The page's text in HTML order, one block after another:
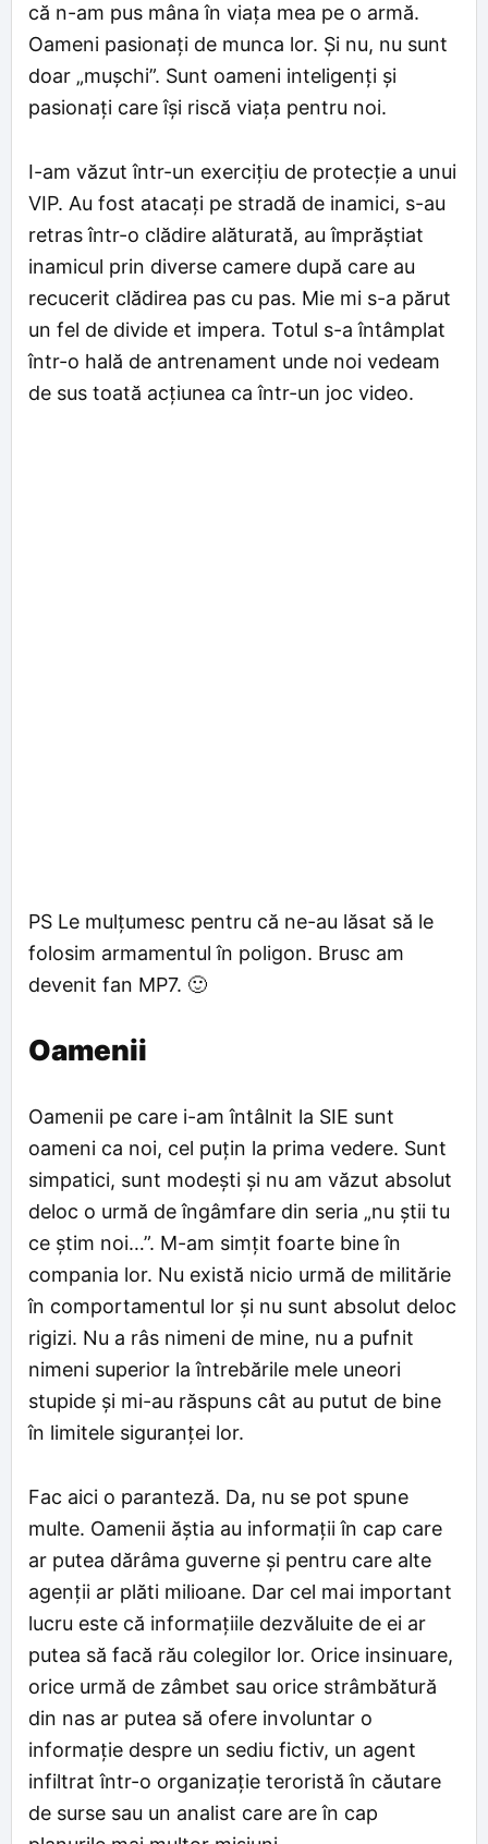
că n-am pus mâna în viața mea pe o armă.
Oameni pasionați de munca lor. Și nu, nu sunt
doar „mușchi”. Sunt oameni inteligenți și
pasionați care își riscă viața pentru noi.
I-am văzut într-un exercițiu de protecție a unui
VIP. Au fost atacați pe stradă de inamici, s-au
retras într-o clădire alăturată, au împrăștiat
inamicul prin diverse camere după care au
recucerit clădirea pas cu pas. Mie mi s-a părut
un fel de divide et impera. Totul s-a întâmplat
într-o hală de antrenament unde noi vedeam
de sus toată acțiunea ca într-un joc video.
PS Le mulțumesc pentru că ne-au lăsat să le
folosim armamentul în poligon. Brusc am
devenit fan MP7. 🙂
Oamenii
Oamenii pe care i-am întâlnit la SIE sunt
oameni ca noi, cel puțin la prima vedere. Sunt
simpatici, sunt modești și nu am văzut absolut
deloc o urmă de îngâmfare din seria „nu știi tu
ce știm noi…”. M-am simțit foarte bine în
compania lor. Nu există nicio urmă de militărie
în comportamentul lor și nu sunt absolut deloc
rigizi. Nu a râs nimeni de mine, nu a pufnit
nimeni superior la întrebările mele uneori
stupide și mi-au răspuns cât au putut de bine
în limitele siguranței lor.
Fac aici o paranteză. Da, nu se pot spune
multe. Oamenii ăștia au informații în cap care
ar putea dărâma guverne și pentru care alte
agenții ar plăti milioane. Dar cel mai important
lucru este că informațiile dezvăluite de ei ar
putea să facă rău colegilor lor. Orice insinuare,
orice urmă de zâmbet sau orice strâmbătură
din nas ar putea să ofere involuntar o
informație despre un sediu fictiv, un agent
infiltrat într-o organizație teroristă în căutare
de surse sau un analist care are în cap